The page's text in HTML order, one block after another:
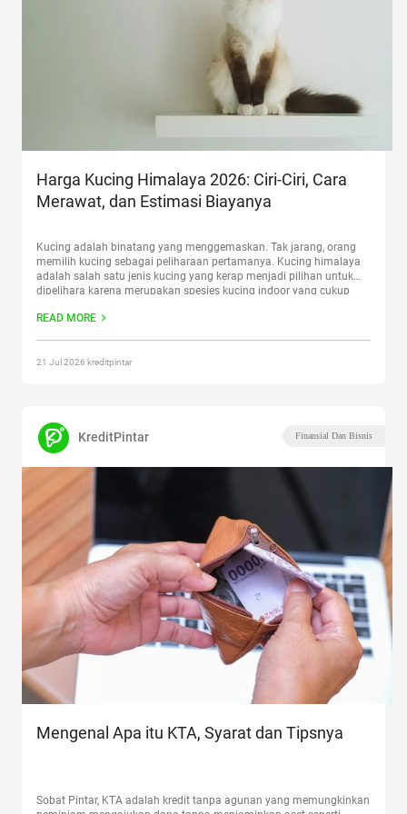
Harga Kucing Himalaya 2026: Ciri-Ciri, Cara
Merawat, dan Estimasi Biayanya
Kucing adalah binatang yang menggemaskan. Tak jarang, orang
memilih kucing sebagai peliharaan pertamanya. Kucing himalaya
adalah salah satu jenis kucing yang kerap menjadi pilihan untuk
dipelihara karena merupakan spesies kucing indoor yang cukup
breeder, terbilang cukup mahal. Selain itu kucing tersebut juga
READ MORE
21 Jul 2026 kreditpintar
KreditPintar Finansial Dan Bisnis
Mengenal Apa itu KTA, Syarat dan Tipsnya
Sobat Pintar, KTA adalah kredit tanpa agunan yang memungkinkan